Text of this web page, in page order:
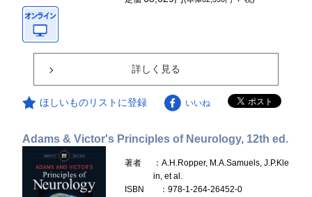
詳しく見る
ほしいものリストに登録 いいね
Adams & Victor's Principles of Neurology, 12th ed.
著者
：A.H.Ropper, M.A.Samuels, J.P.Kle
in, et al.
ISBN
：978-1-264-26452-0